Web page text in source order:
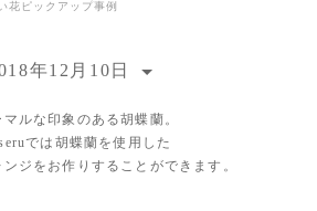
花ピックアップ事例
年12月10日
マルな印象のある胡蝶蘭。
では胡蝶蘭を使用した
ジをお作りすることができます。